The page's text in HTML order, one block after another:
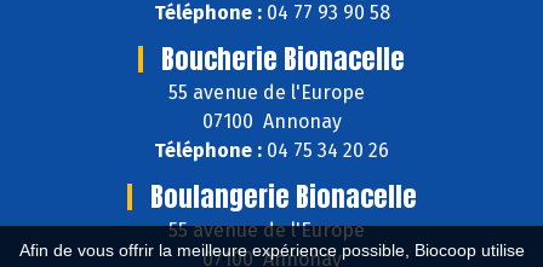
Afin de vous offrir la meilleure expérience possible, Biocoop utilise
Téléphone :04 77 93 90 58
Boucherie Bionacelle
55 avenue de l'Europe
07100 Annonay
Téléphone : 04 75 34 20 26
Boulangerie Bionacelle
55 avenue de l'Europe
07100 Annonay